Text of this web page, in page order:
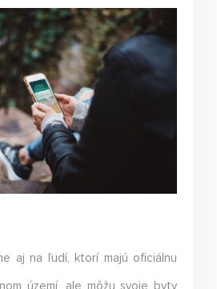
aj na ľudí, ktorí majú oficiálnu
území, ale môžu svoje byty